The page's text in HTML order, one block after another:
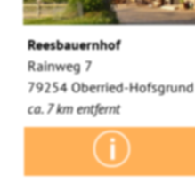
Reesbauernhof
Rainweg 7
79254 Oberried-Hofsgrund
ca. 7 km entfernt